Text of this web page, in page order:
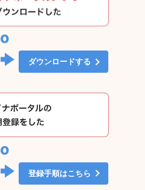
ダウンロードする
登録手順はこちら